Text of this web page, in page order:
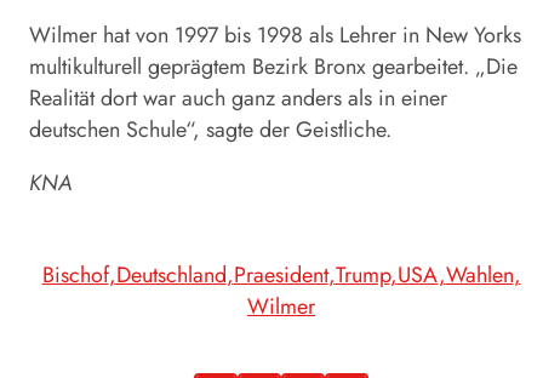
Wilmer hat von 1997 bis 1998 als Lehrer in New Yorks
multikulturell geprägtem Bezirk Bronx gearbeitet. „Die
Realität dort war auch ganz anders als in einer
deutschen Schule“, sagte der Geistliche.
KNA
Bischof Deutschland Praesident Trump USA Wahlen
Wilmer